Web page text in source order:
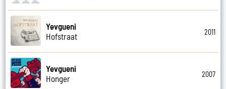
Yevgueni
Hofstraat
2011
Yevgueni
Honger
2007